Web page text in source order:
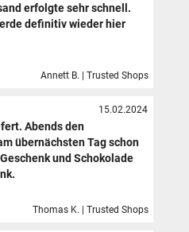
erfolgte sehr schnell.
definitiv wieder hier
Annett B. | Trusted Shops
15.02.2024
Abends den
übernächsten Tag schon
und Schokolade
Thomas K. | Trusted Shops